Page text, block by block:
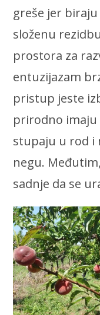
greše jer
složenu
prostora za
entuzijazam
pristup jeste
prirodno
stupaju u rod i
negu.
sadnje da se